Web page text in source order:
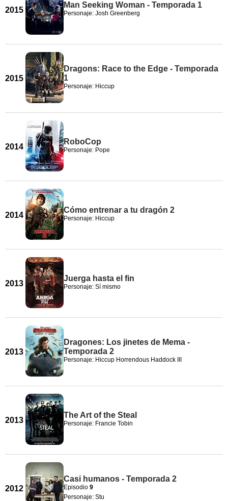
2015
Man Seeking Woman - Temporada 1
Personaje: Josh Greenberg
2015
Dragons: Race to the Edge - Temporada
1
Personaje: Hiccup
2014
RoboCop
Personaje: Pope
2014
Cómo entrenar a tu dragón 2
Personaje: Hiccup
2013
Juerga hasta el fin
Personaje: Sí mismo
2013
Dragones: Los jinetes de Mema -
Temporada 2
Personaje: Hiccup Horrendous Haddock III
2013
The Art of the Steal
Personaje: Francie Tobin
2012
Casi humanos - Temporada 2
Episodio 9
Personaje: Stu